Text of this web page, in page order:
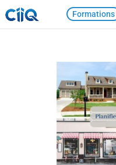
Formations